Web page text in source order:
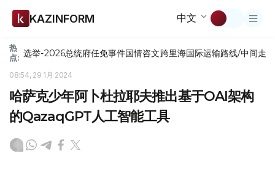
KAZINFORM 中文
热
点: 选举-2026总统府任免事件国情咨文跨里海国际运输路线/中间走廊
08:54, 29 1月 2024
哈萨克少年阿卜杜拉耶夫推出基于OAI架构
的QazaqGPT人工智能工具